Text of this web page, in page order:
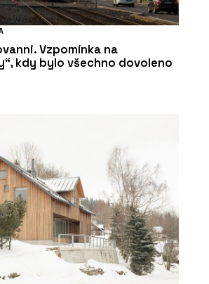
Vzpomínka na
kdy bylo všechno dovoleno